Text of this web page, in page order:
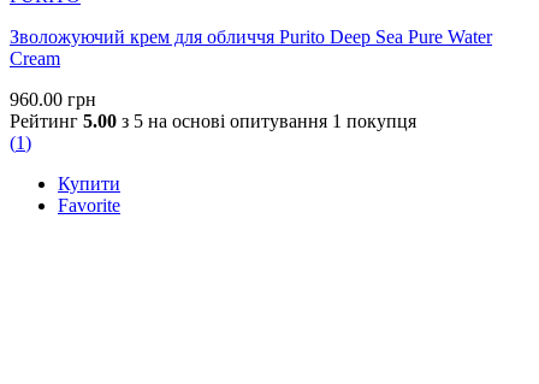
Зволожуючий крем для обличчя Purito Deep Sea Pure Water
Cream
960.00 грн
Рейтинг 5.00 з 5 на основі опитування 1 покупця
(1)
Купити
Favorite